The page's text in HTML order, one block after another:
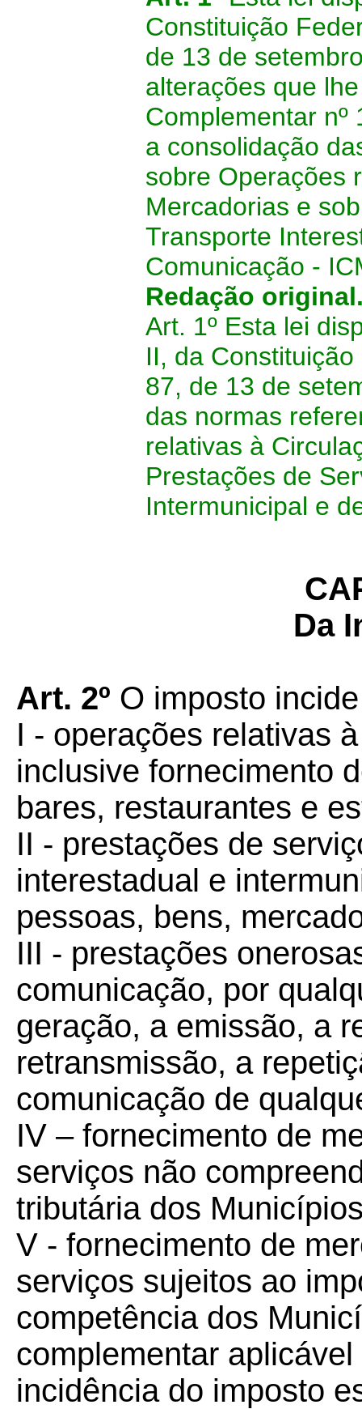
Constituição
de 13 de
alterações que
Complementar nº
a consolidação
sobre Operações
Mercadorias e
Transporte
Comunicação -
Redação
Art. 1º Esta lei
II, da
87, de 13 de
das normas
relativas à
Prestações de
Intermunicipal e
Da
Art. 2º O imposto
I - operações relativas
inclusive fornecimento
bares, restaurantes e
II - prestações de
interestadual e
pessoas, bens,
III - prestações
comunicação, por
geração, a emissão, a
retransmissão, a
comunicação de
IV – fornecimento de
serviços não
tributária dos
V - fornecimento de
serviços sujeitos ao
competência dos
complementar
incidência do imposto